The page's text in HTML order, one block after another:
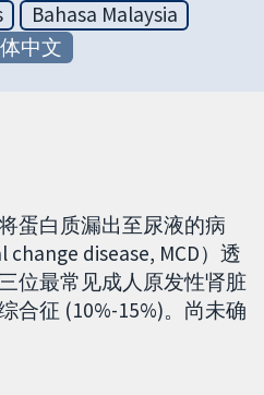
Bahasa Malaysia
中文
蛋白质漏出至尿液的病
disease, MCD）透
位最常见成人原发性肾脏
合征 (10%-15%)。尚未确